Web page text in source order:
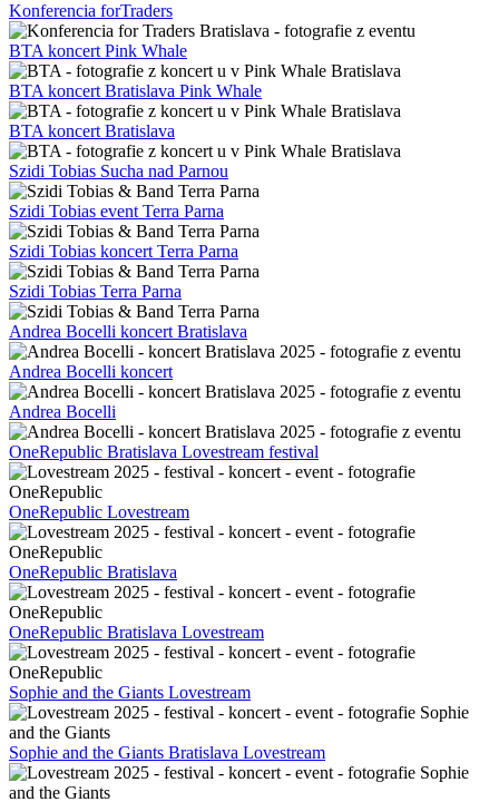
Konferencia forTraders
BTA koncert Pink Whale
BTA koncert Bratislava Pink Whale
BTA koncert Bratislava
Szidi Tobias Sucha nad Parnou
Szidi Tobias event Terra Parna
Szidi Tobias koncert Terra Parna
Szidi Tobias Terra Parna
Andrea Bocelli koncert Bratislava
Andrea Bocelli koncert
Andrea Bocelli
OneRepublic Bratislava Lovestream festival
OneRepublic Lovestream
OneRepublic Bratislava
OneRepublic Bratislava Lovestream
Sophie and the Giants Lovestream
Sophie and the Giants Bratislava Lovestream